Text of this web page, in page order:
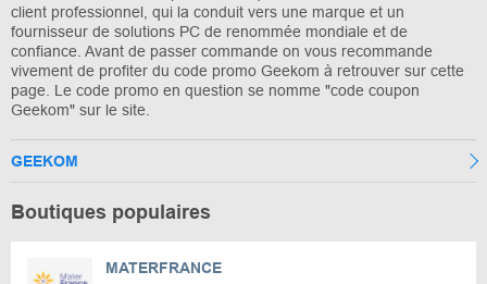
client professionnel, qui la conduit vers une marque et un
fournisseur de solutions PC de renommée mondiale et de
confiance. Avant de passer commande on vous recommande
vivement de profiter du code promo Geekom à retrouver sur cette
page. Le code promo en question se nomme "code coupon
Geekom" sur le site.
GEEKOM
Boutiques populaires
MATERFRANCE